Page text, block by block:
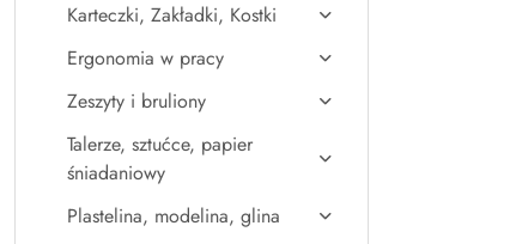
Karteczki, Zakładki, Kostki
Ergonomia w pracy
Zeszyty i bruliony
Talerze, sztućce, papier
śniadaniowy
Plastelina, modelina, glina